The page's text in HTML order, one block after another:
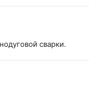
сварки.